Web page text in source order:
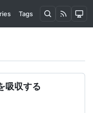
Tags
吸収する